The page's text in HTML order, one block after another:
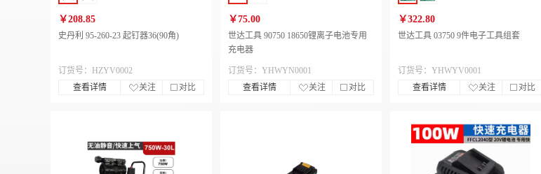
￥208.85
史丹利 95-260-23 起钉器36(90角)
订货号：HZYV0002
查看详情
关注 对比
￥75.00
世达工具 90750 18650锂离子电池专用
充电器
订货号：YHWYN0001
查看详情
关注 对比
￥322.80
世达工具 03750 9件电子工具组套
订货号：YHWYV0001
查看详情
关注 对比